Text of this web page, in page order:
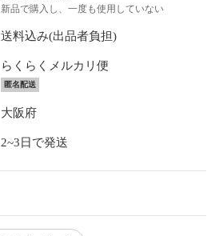
新品で購入し、一度も使用していない
送料込み(出品者負担)
らくらくメルカリ便
匿名配送
大阪府
2~3日で発送